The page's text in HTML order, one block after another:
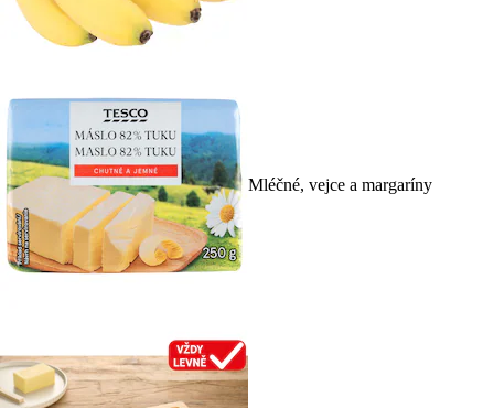
Mléčné, vejce a margaríny